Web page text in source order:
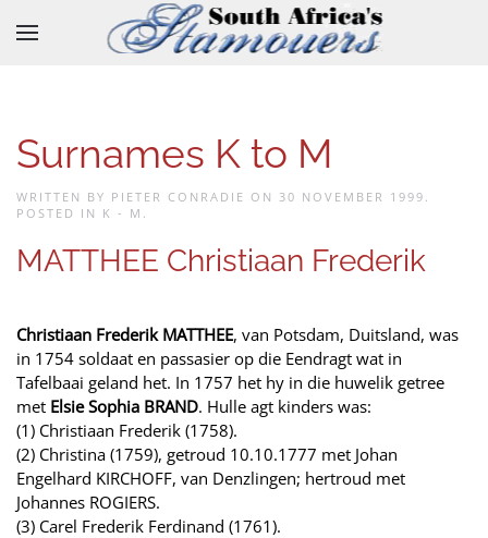
Skip to main content
Surnames K to M
WRITTEN BY PIETER CONRADIE ON 30 NOVEMBER 1999 .
POSTED IN K - M .
MATTHEE Christiaan Frederik
Christiaan Frederik MATTHEE, van Potsdam, Duitsland, was
in 1754 soldaat en passasier op die Eendragt wat in
Tafelbaai geland het. In 1757 het hy in die huwelik getree
met Elsie Sophia BRAND. Hulle agt kinders was:
(1) Christiaan Frederik (1758).
(2) Christina (1759), getroud 10.10.1777 met Johan
Engelhard KIRCHOFF, van Denzlingen; hertroud met
Johannes ROGIERS.
(3) Carel Frederik Ferdinand (1761).